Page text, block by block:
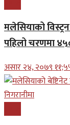
मलेसियाको
पहिलो चरणमा
असार २४, २०७९